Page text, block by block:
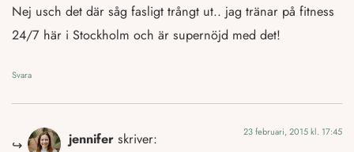
Nej usch det där såg fasligt trångt ut.. jag tränar på fitness
24/7 här i Stockholm och är supernöjd med det!
Svara
jennifer skriver: 23 februari, 2015 kl. 17:45